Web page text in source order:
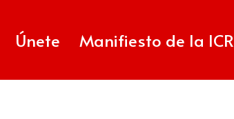
Únete Manifiesto de la ICR